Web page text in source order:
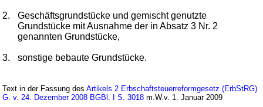
2.
Geschäftsgrundstücke und gemischt genutzte
Grundstücke mit Ausnahme der in Absatz 3 Nr. 2
genannten Grundstücke,
3. sonstige bebaute Grundstücke.
Text in der Fassung desArtikels 2 Erbschaftsteuerreformgesetz (ErbStRG)
G. v. 24. Dezember 2008 BGBl. I S. 3018 m.W.v. 1. Januar 2009